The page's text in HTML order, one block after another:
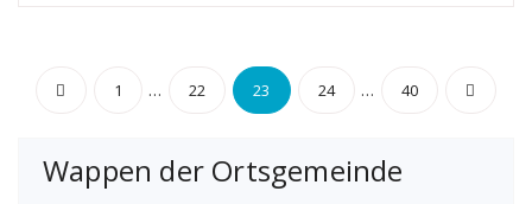
Seitennummerierung
Beiträge
1 … 22 23 24 … 40
Wappen der Ortsgemeinde